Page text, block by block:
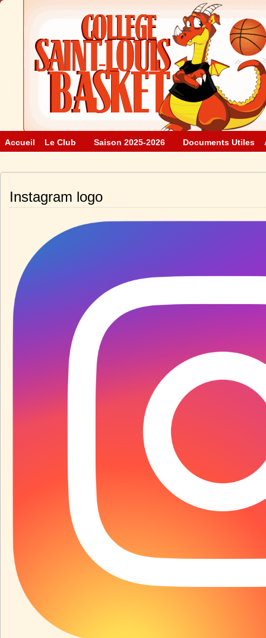
Accueil Le Club Saison 2025-2026 Documents Utiles
Instagram logo